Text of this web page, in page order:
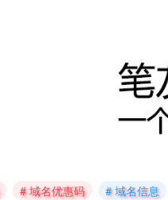
# 域名优惠码 # 域名信息